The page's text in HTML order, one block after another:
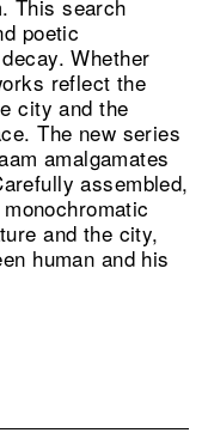
This search
poetic
Whether
reflect the
city and the
The new series
amalgamates
assembled,
and the city,
human and his